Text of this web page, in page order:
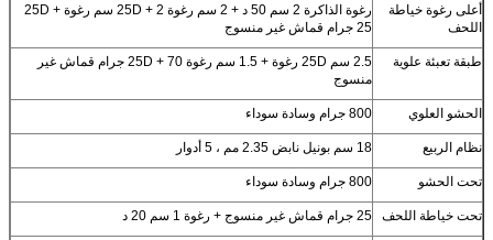
أعلى رغوة خياطة
اللحف
رغوة الذاكرة 2 سم 50 د + 2 سم رغوة 25D + 2 سم رغوة 25D +
25 جرام قماش غير منسوج
طبقة تعبئة علوية
2.5 سم 25D رغوة + 1.5 سم رغوة 25D + 70 جرام قماش غير
منسوج
الحشو العلوي 800 جرام وسادة سوداء
نظام الربيع 18 سم بونيل نابض 2.35 مم ، 5 أدوار
تحت الحشو 800 جرام وسادة سوداء
تحت خياطة اللحف 25 جرام قماش غير منسوج + رغوة 1 سم 20 د